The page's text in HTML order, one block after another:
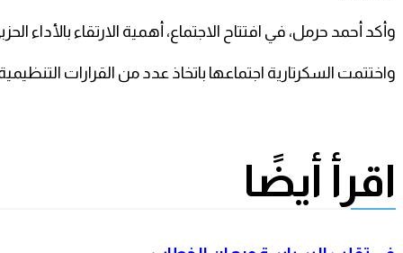
وأكد أحمد حرمل، في افتتاح الاجتماع، أهمية الارتقاء
واختتمت السكرتارية اجتماعها باتخاذ عدد من القرارات
اقرأ أيضًا